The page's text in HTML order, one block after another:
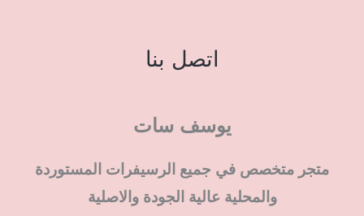
اتصل بنا
يوسف سات
متجر متخصص في جميع الرسيفرات المستوردة
والمحلية عالية الجودة والاصلية